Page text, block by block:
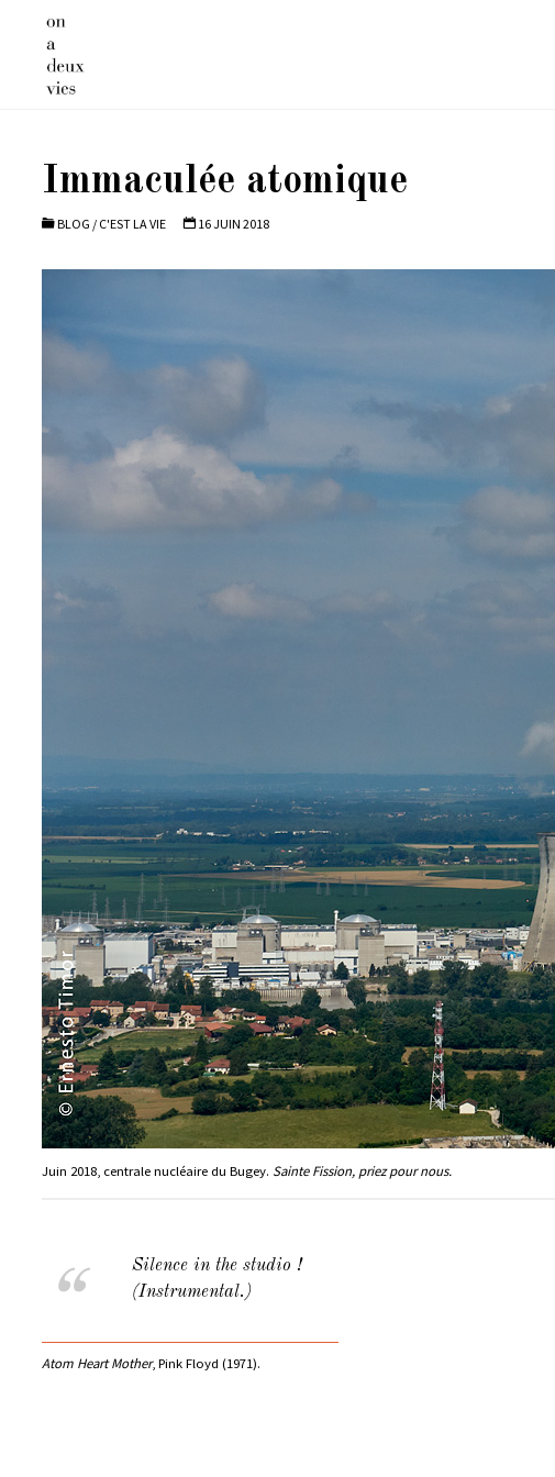
content
Immaculée atomique
BLOG / C'EST LA VIE 16 JUIN 2018
Juin 2018, centrale nucléaire du Bugey. Sainte Fission, priez pour nous.
Silence in the studio !
(Instrumental.)
Atom Heart Mother, Pink Floyd (1971).